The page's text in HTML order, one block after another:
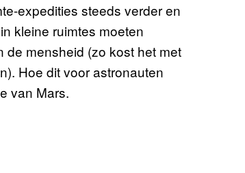
expedities steeds verder en
kleine ruimtes moeten
mensheid (zo kost het met
Hoe dit voor astronauten
van Mars.